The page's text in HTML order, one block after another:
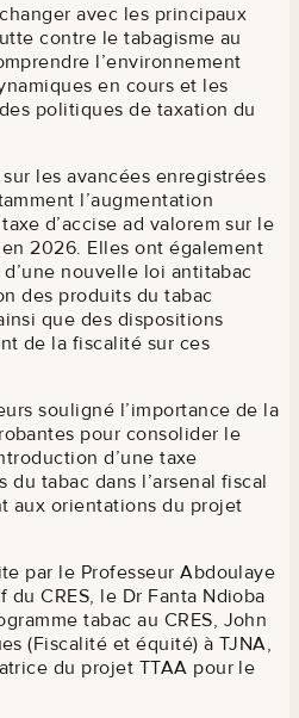
avec les principaux
contre le tabagisme au
l’environnement
en cours et les
politiques de taxation du
les avancées enregistrées
l’augmentation
d’accise ad valorem sur le
2026. Elles ont également
nouvelle loi antitabac
des produits du tabac
que des dispositions
de la fiscalité sur ces
souligné l’importance de la
pour consolider le
d’une taxe
tabac dans l’arsenal fiscal
aux orientations du projet
par le Professeur Abdoulaye
CRES, le Dr Fanta Ndioba
tabac au CRES, John
(Fiscalité et équité) à TJNA,
du projet TTAA pour le